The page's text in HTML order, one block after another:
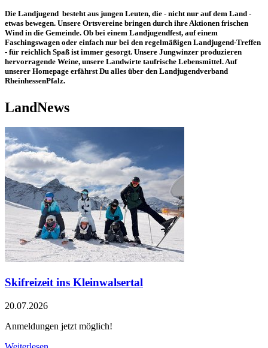
Die Landjugend besteht aus jungen Leuten, die - nicht nur auf dem Land -
etwas bewegen. Unsere Ortsvereine bringen durch ihre Aktionen frischen
Wind in die Gemeinde. Ob bei einem Landjugendfest, auf einem
Faschingswagen oder einfach nur bei den regelmäßigen Landjugend-Treffen
- für reichlich Spaß ist immer gesorgt. Unsere Jungwinzer produzieren
hervorragende Weine, unsere Landwirte taufrische Lebensmittel. Auf
unserer Homepage erfährst Du alles über den Landjugendverband
RheinhessenPfalz.
LandNews
Skifreizeit ins Kleinwalsertal
20.07.2026
Anmeldungen jetzt möglich!